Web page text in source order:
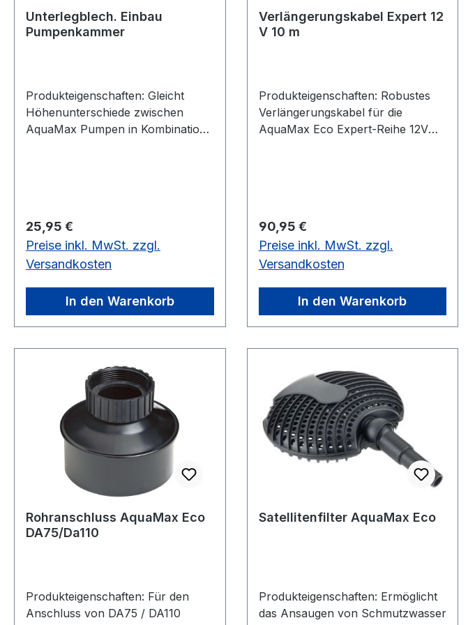
Unterlegblech. Einbau
Pumpenkammer
Produkteigenschaften: Gleicht
Höhenunterschiede zwischen
AquaMax Pumpen in Kombination
Regulärer Preis:
25,95 €
Preise inkl. MwSt. zzgl.
Versandkosten
In den Warenkorb
Verlängerungskabel Expert 12
V 10 m
Produkteigenschaften: Robustes
Verlängerungskabel für die
AquaMax Eco Expert-Reihe 12V
Regulärer Preis:
90,95 €
Preise inkl. MwSt. zzgl.
Versandkosten
In den Warenkorb
Rohranschluss AquaMax Eco
DA75/Da110
Produkteigenschaften: Für den
Anschluss von DA75 / DA110
Satellitenfilter AquaMax Eco
Produkteigenschaften: Ermöglicht
das Ansaugen von Schmutzwasser